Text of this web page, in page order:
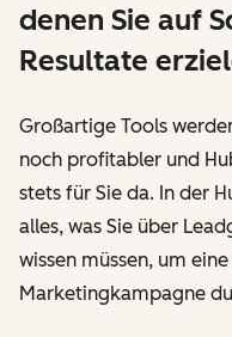
denen Sie auf
Resultate
Großartige Tools
noch profitabler und
stets für Sie da. In der
alles, was Sie über
wissen müssen, um
Marketingkampagne